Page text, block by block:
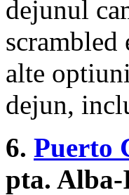
dejunul
scrambled
alte
dejun,
6. Puerto
pta.